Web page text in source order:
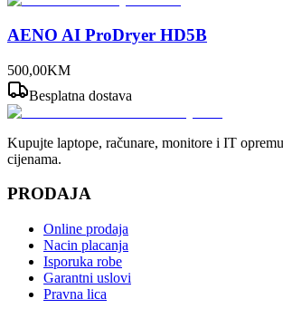
AENO AI ProDryer HD5B
500,00KM
Besplatna dostava
Kupujte laptope, računare, monitore i IT
cijenama.
PRODAJA
Online prodaja
Nacin placanja
Isporuka robe
Garantni uslovi
Pravna lica